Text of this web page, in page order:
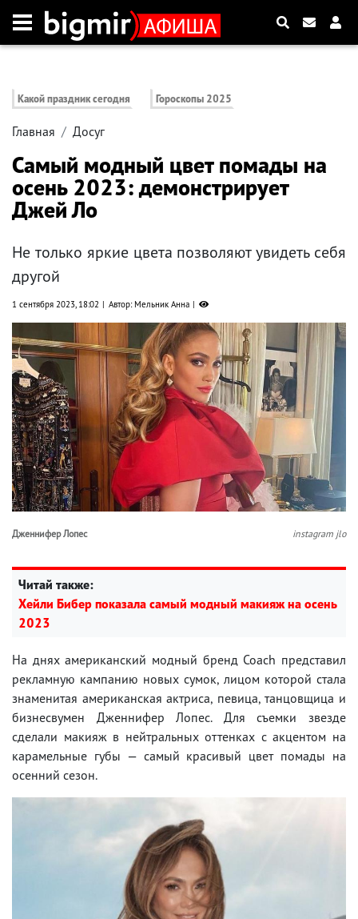
Какой праздник сегодня Гороскопы 2025
Главная Досуг
Самый модный цвет помады на
осень 2023: демонстрирует
Джей Ло
Не только яркие цвета позволяют увидеть себя
другой
1 сентября 2023, 18:02 Автор: Мельник Анна
Дженнифер Лопес instagram jlo
Читай также:
Хейли Бибер показала самый модный макияж на осень
2023
На днях американский модный бренд Coach представил
рекламную кампанию новых сумок, лицом которой стала
знаменитая американская актриса, певица, танцовщица и
бизнесвумен Дженнифер Лопес. Для съемки звезде
сделали макияж в нейтральных оттенках с акцентом на
карамельные губы — самый красивый цвет помады на
осенний сезон.